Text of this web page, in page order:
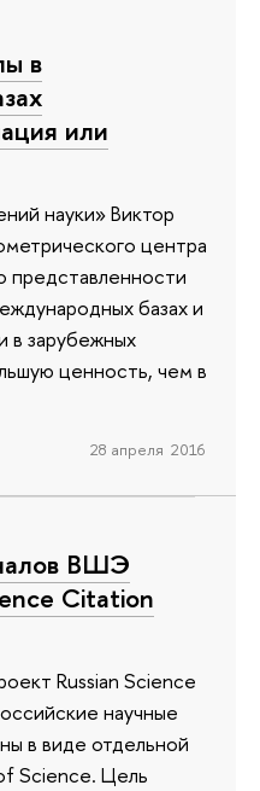
в
или
науки» Виктор
центра
базах и
в зарубежных
ценность, чем в
28 апреля 2016
ВШЭ
Citation
Russian Science
научные
в виде отдельной
Science. Цель